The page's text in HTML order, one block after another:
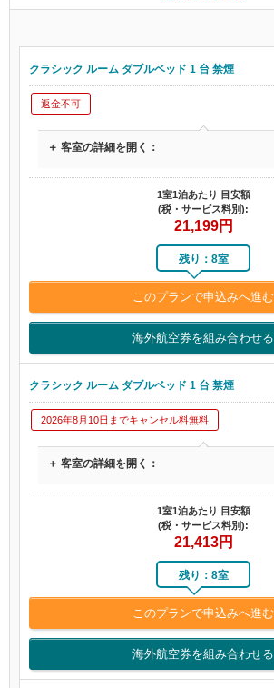
クラシック ルーム ダブルベッド 1 台 禁煙
返金不可
＋ 客室の詳細を開く：
1室1泊あたり 目安額
(税・サービス料別):
21,199円
残り：8室
このプランで申込みへ進む
海外航空券を組み合わせる
クラシック ルーム ダブルベッド 1 台 禁煙
2026年8月10日までキャンセル料無料
＋ 客室の詳細を開く：
1室1泊あたり 目安額
(税・サービス料別):
21,413円
残り：8室
このプランで申込みへ進む
海外航空券を組み合わせる